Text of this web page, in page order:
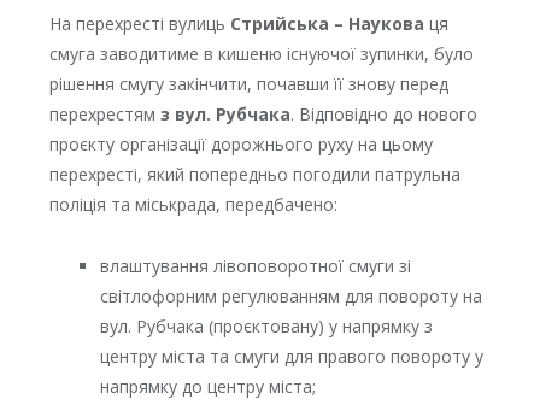
На перехресті вулиць Стрийська – Наукова ця
смуга заводитиме в кишеню існуючої зупинки, було
рішення смугу закінчити, почавши її знову перед
перехрестям з вул. Рубчака. Відповідно до нового
проєкту організації дорожнього руху на цьому
перехресті, який попередньо погодили патрульна
поліція та міськрада, передбачено:
влаштування лівоповоротної смуги зі
світлофорним регулюванням для повороту на
вул. Рубчака (проєктовану) у напрямку з
центру міста та смуги для правого повороту у
напрямку до центру міста;